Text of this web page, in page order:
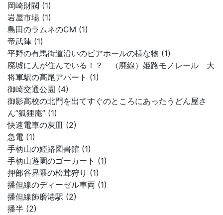
岡崎財閥 (1)
岩屋市場 (1)
島田のラムネのCM (1)
帝武陣 (1)
平野の有馬街道沿いのビアホールの様な物 (1)
廃墟に人が住んでいる！？ （廃線）姫路モノレール 大
将軍駅の高尾アパート (1)
御崎交通公園 (4)
御影高校の北門を出てすぐのところにあったうどん屋さ
ん”狐狸庵” (1)
快速電車の灰皿 (2)
急電 (1)
手柄山の姫路図書館 (1)
手柄山遊園のゴーカート (1)
押部谷界隈の松茸狩り (1)
播但線のディーゼル車両 (1)
播但線飾磨港駅 (2)
播半 (2)